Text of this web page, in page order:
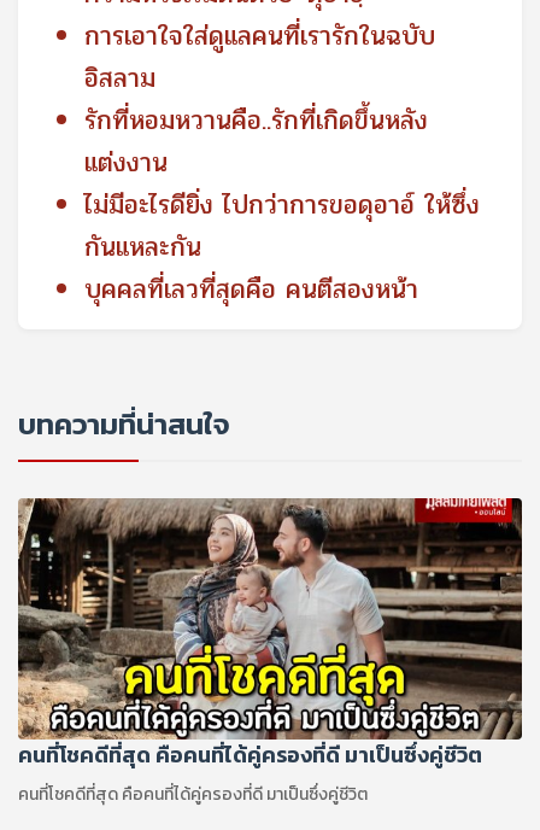
การเอาใจใส่ดูแลคนที่เรารักในฉบับ
อิสลาม
รักที่หอมหวานคือ..รักที่เกิดขึ้นหลัง
แต่งงาน
ไม่มีอะไรดียิ่ง ไปกว่าการขอดุอาอ์ ให้ซึ่ง
กันแหละกัน
บุคคลที่เลวที่สุดคือ คนตีสองหน้า
บทความที่น่าสนใจ
คนที่โชคดีที่สุด คือคนที่ได้คู่ครองที่ดี มาเป็นซึ่งคู่ชีวิต
คนที่โชคดีที่สุด คือคนที่ได้คู่ครองที่ดี มาเป็นซึ่งคู่ชีวิต